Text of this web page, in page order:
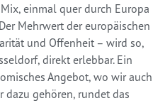
einmal quer durch Europa
Mehrwert der europäischen
und Offenheit – wird so,
direkt erlebbar. Ein
Angebot, wo wir auch
dazu gehören, rundet das